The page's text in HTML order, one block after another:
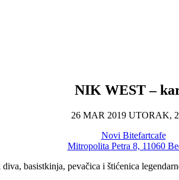
NIK WEST –
26 MAR 2019 UTORAK,
Novi Bitefartcafe
Mitropolita Petra 8, 11060
basistkinja, pevačica i štićenica